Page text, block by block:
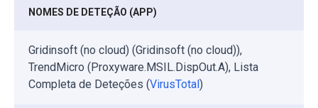
NOMES DE DETEÇÃO (APP)
Gridinsoft (no cloud) (Gridinsoft (no cloud)),
TrendMicro (Proxyware.MSIL.DispOut.A), Lista
Completa de Deteções (VirusTotal )